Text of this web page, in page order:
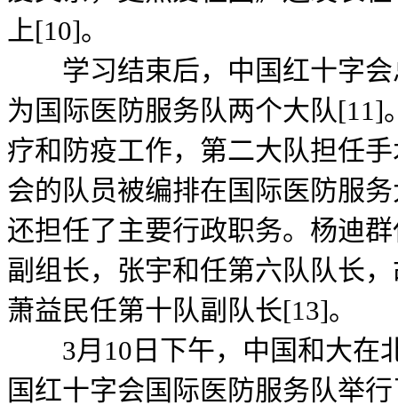
上[10]。
学习结束后，中国红十字会
为国际医防服务队两个大队[11]
疗和防疫工作，第二大队担任
会的队员被编排在国际医防服
还担任了主要行政职务。杨迪
副组长，张宇和任第六队队长
萧益民任第十队副队长[13]。
3月10日下午，中国和大在
国红十字会国际医防服务队举